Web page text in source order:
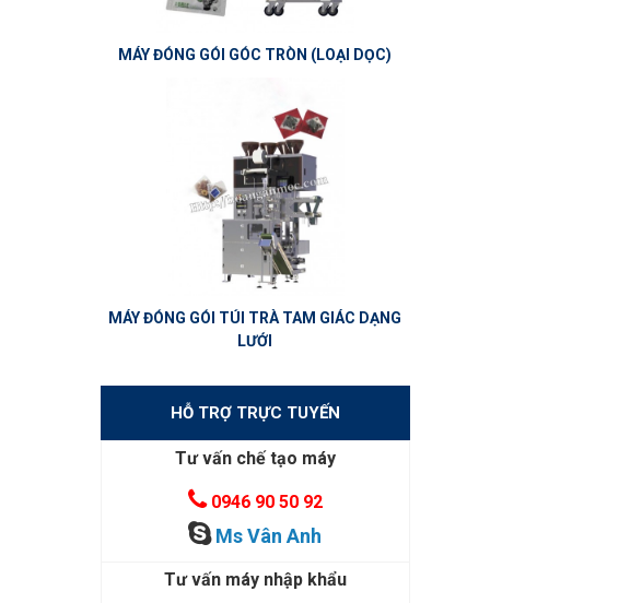
MÁY ĐÓNG GÓI GÓC TRÒN (LOẠI DỌC)
MÁY ĐÓNG GÓI TÚI TRÀ TAM GIÁC DẠNG
LƯỚI
HỖ TRỢ TRỰC TUYẾN
Tư vấn chế tạo máy
0946 90 50 92
Ms Vân Anh
Tư vấn máy nhập khẩu